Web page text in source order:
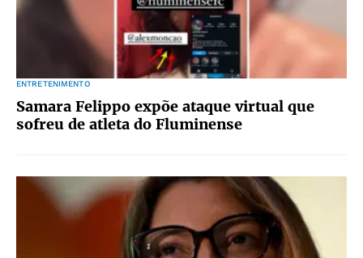
ENTRETENIMENTO
Samara Felippo expõe ataque virtual que
sofreu de atleta do Fluminense